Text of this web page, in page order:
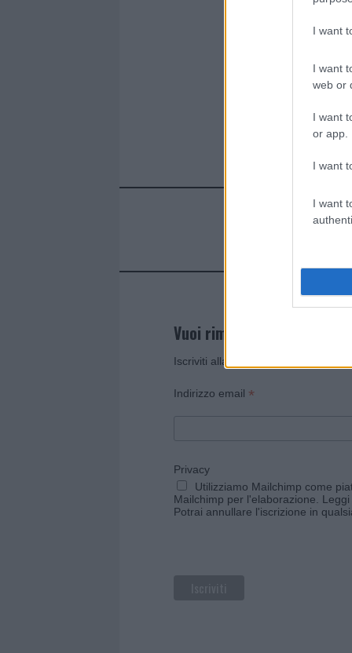
I want
I want
web or
I want
or app.
I want
I want
Vuoi rimanere sempre
Iscriviti alla newsletter di Gallura
Indirizzo email *
Privacy
Utilizziamo Mailchimp come
Mailchimp per l'elaborazione.
Potrai annullare l'iscrizione in